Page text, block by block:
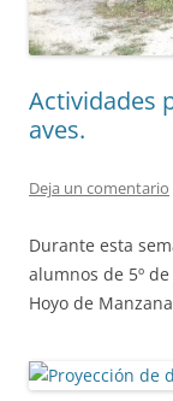
Actividades
aves.
Deja un comentario
Durante esta
alumnos de 5º
Hoyo de